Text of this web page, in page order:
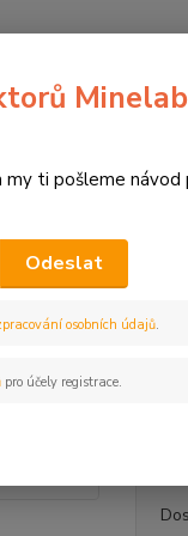
Terra ELITE EXPEDITION
my ti pošleme návod
Odeslat
osobních údajů.
pro účely registrace.